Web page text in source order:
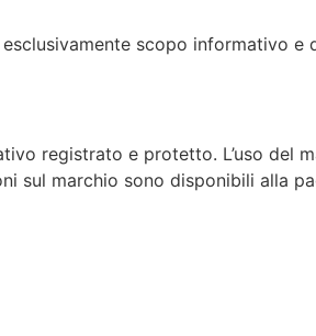
scopo informativo
registrato e protetto. L’uso del
sul marchio sono disponibili alla